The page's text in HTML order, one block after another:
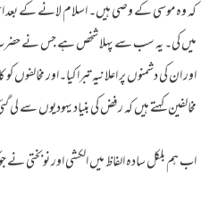
کہ وہ موسی کے وصی ہیں۔ اسلام لانے کے
میں کی۔ یہ سب سے پہلا شخص ہے جس نے حضرت
اور ان کی دشمنوں پر اعلانیہ تبرا کیا۔اور
مخالفین کہتے ہیں کہ رفض کی بنیاد یہودیوں سے
اب ہم بلکل سادہ الفاظ میں الکشی اور نوبختی